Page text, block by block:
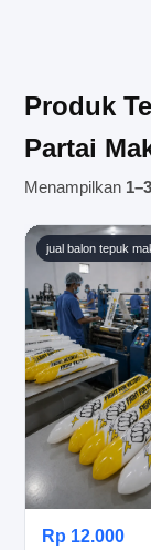
dengan
Produk
Partai
Menampilkan 1–3
jual balon tepuk
Rp 12.000